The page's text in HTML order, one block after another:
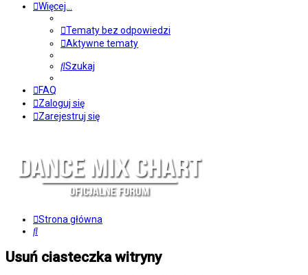
Więcej…
Tematy bez odpowiedzi
Aktywne tematy
Szukaj
FAQ
Zaloguj się
Zarejestruj się
Strona główna
Szukaj
Usuń ciasteczka witryny